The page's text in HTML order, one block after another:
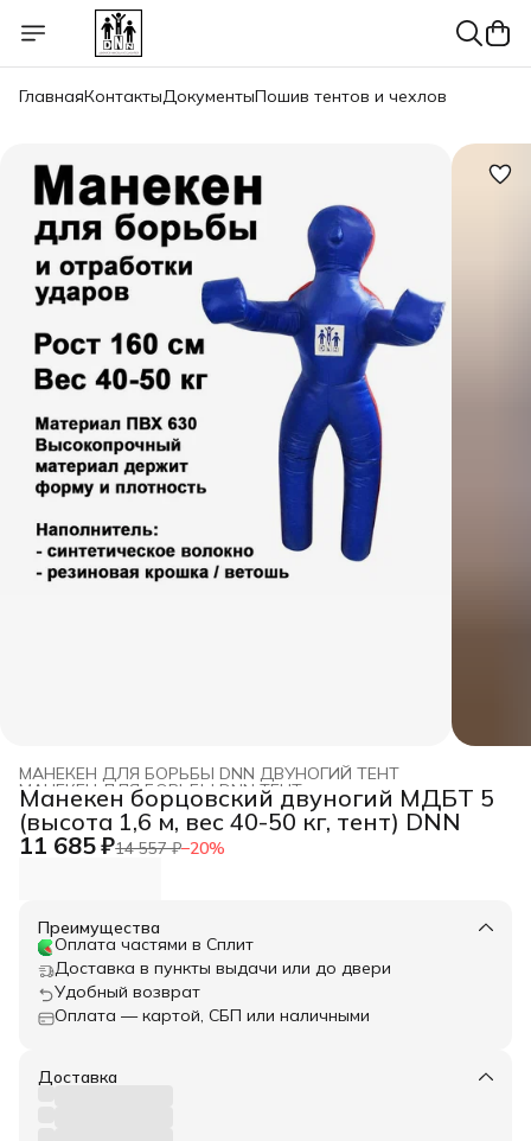
ГлавнаяКонтактыДокументыПошив тентов и чехлов
МАНЕКЕН ДЛЯ БОРЬБЫ DNN ДВУНОГИЙ ТЕНТ
МАНЕКЕН ДЛЯ БОРЬБЫ DNN ТЕНТ ›
МАНЕКЕН ДЛЯ БОРЬБЫ DNN ›
Главная ›
Манекен борцовский двуногий МДБТ 5
(высота 1,6 м, вес 40-50 кг, тент) DNN
11 685 ₽14 557 ₽−20%
Преимущества
Оплата частями в Сплит
Доставка в пункты выдачи или до двери
Удобный возврат
Оплата — картой, СБП или наличными
Доставка